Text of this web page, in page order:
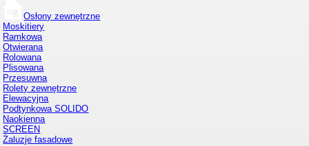
Osłony zewnętrzne
Moskitiery
Ramkowa
Otwierana
Rolowana
Plisowana
Przesuwna
Rolety zewnętrzne
Elewacyjna
Podtynkowa SOLIDO
Naokienna
SCREEN
Żaluzje fasadowe